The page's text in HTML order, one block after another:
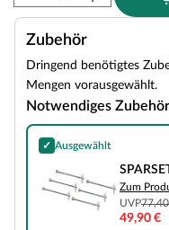
Zubehör
Dringend benötigtes
Mengen vorausgewählt.
Notwendiges Zubehör
✓ Ausgewählt
SPARSET Bodenanker, 6
Zum
UVP
49,90 €